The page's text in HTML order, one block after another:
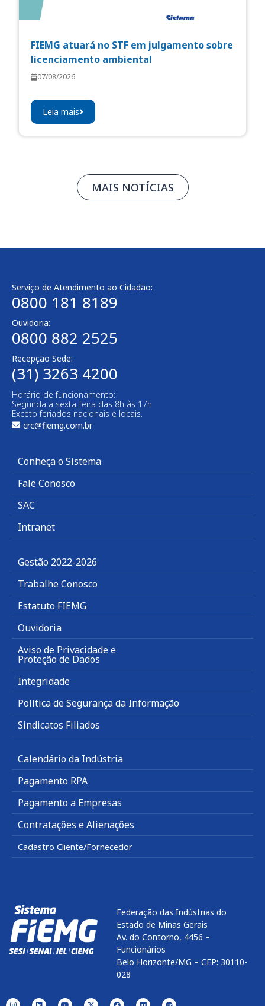
FIEMG atuará no STF em julgamento sobre
licenciamento ambiental
07/08/2026
Leia mais
MAIS NOTÍCIAS
Serviço de Atendimento ao Cidadão:
0800 181 8189
Ouvidoria:
0800 882 2525​
Recepção Sede:
(31) 3263 4200
Horário de funcionamento:
Segunda a sexta-feira das 8h às 17h
Exceto feriados nacionais e locais.
crc@fiemg.com.br
Conheça o Sistema
Fale Conosco
SAC
Intranet
Gestão 2022-2026
Trabalhe Conosco
Estatuto FIEMG
Ouvidoria
Aviso de Privacidade e
Proteção de Dados
Integridade
Política de Segurança da Informação
Sindicatos Filiados
Calendário da Indústria
Pagamento RPA
Pagamento a Empresas
Contratações e Alienações
Cadastro Cliente/Fornecedor
Federação das Indústrias do
Estado de Minas Gerais
Av. do Contorno, 4456 –
Funcionários
Belo Horizonte/MG – CEP: 30110-
028